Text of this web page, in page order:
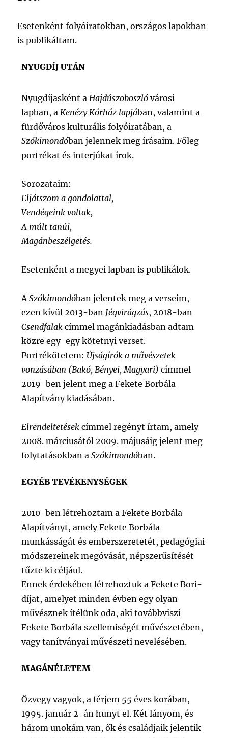
Esetenként folyóiratokban, országos lapokban
is publikáltam.
NYUGDÍJ UTÁN
Nyugdíjasként aHajdúszoboszló városi
lapban, aKenézy Kórház lapjában, valamint a
fürdőváros kulturális folyóiratában, a
Szókimondóban jelennek meg írásaim. Főleg
portrékat és interjúkat írok.
Sorozataim:
Eljátszom a gondolattal,
Vendégeink voltak,
A múlt tanúi,
Magánbeszélgetés.
Esetenként a megyei lapban is publikálok.
ASzókimondóban jelentek meg a verseim,
ezen kívül 2013-ban Jégvirágzás, 2018-ban
Csendfalak címmel magánkiadásban adtam
közre egy-egy kötetnyi verset.
Portrékötetem: Újságírók a művészetek
vonzásában (Bakó, Bényei, Magyari) címmel
2019-ben jelent meg a Fekete Borbála
Alapítvány kiadásában.
Elrendeltetések címmel regényt írtam, amely
2008. márciusától 2009. májusáig jelent meg
folytatásokban aSzókimondóban.
EGYÉB TEVÉKENYSÉGEK
2010-ben létrehoztam a Fekete Borbála
Alapítványt, amely Fekete Borbála
munkásságát és emberszeretetét, pedagógiai
módszereinek megóvását, népszerűsítését
tűzte ki céljául.
Ennek érdekében létrehoztuk a Fekete Bori-
díjat, amelyet minden évben egy olyan
művésznek ítélünk oda, aki továbbviszi
Fekete Borbála szellemiségét művészetében,
vagy tanítványai művészeti nevelésében.
MAGÁNÉLETEM
Özvegy vagyok, a férjem 55 éves korában,
1995. január 2-án hunyt el. Két lányom, és
három unokám van, ők és családjaik jelentik